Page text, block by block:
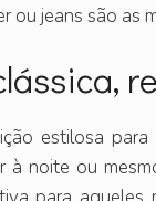
ou jeans são as
estilosa
à noite ou